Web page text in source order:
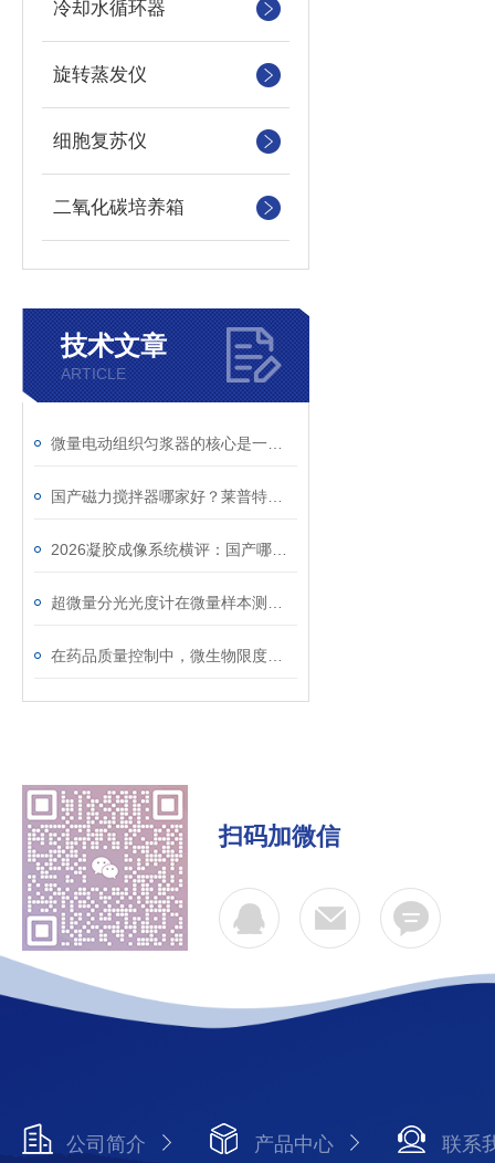
冷却水循环器
旋转蒸发仪
细胞复苏仪
二氧化碳培养箱
技术文章
ARTICLE
扫码加微信
公司简介 产品中心 联系